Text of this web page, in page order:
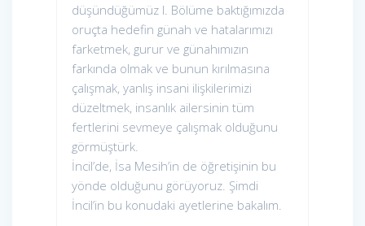
düşündüğümüz I. Bölüme baktığımızda
oruçta hedefin günah ve hatalarımızı
farketmek, gurur ve günahımızın
farkında olmak ve bunun kırılmasına
çalışmak, yanlış insani ilişkilerimizi
düzeltmek, insanlık ailersinin tüm
fertlerini sevmeye çalışmak olduğunu
görmüştürk.
İncil’de, İsa Mesih’in de öğretişinin bu
yönde olduğunu görüyoruz. Şimdi
İncil’in bu konudaki ayetlerine bakalım.